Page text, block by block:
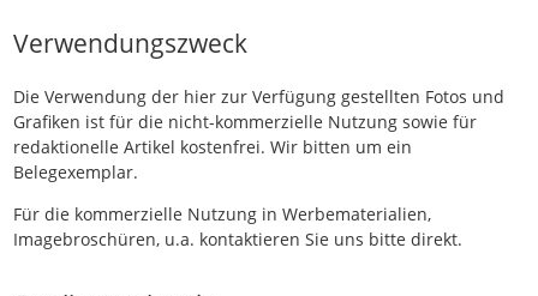
Verwendungszweck
Die Verwendung der hier zur Verfügung gestellten Fotos und
Grafiken ist für die nicht-kommerzielle Nutzung sowie für
redaktionelle Artikel kostenfrei. Wir bitten um ein
Belegexemplar.
Für die kommerzielle Nutzung in Werbematerialien,
Imagebroschüren, u.a. kontaktieren Sie uns bitte direkt.